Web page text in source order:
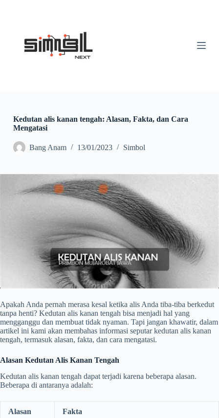
Kedutan alis kanan tengah: Alasan, Fakta, dan Cara
Mengatasi
Bang Anam 13/01/2023 Simbol
Apakah Anda pernah merasa kesal ketika alis Anda tiba-tiba berkedut
tanpa henti? Kedutan alis kanan tengah bisa menjadi hal yang
mengganggu dan membuat tidak nyaman. Tapi jangan khawatir, dalam
artikel ini kami akan membahas informasi seputar kedutan alis kanan
tengah, termasuk alasan, fakta, dan cara mengatasi.
Alasan Kedutan Alis Kanan Tengah
Kedutan alis kanan tengah dapat terjadi karena beberapa alasan.
Beberapa di antaranya adalah:
Alasan Fakta